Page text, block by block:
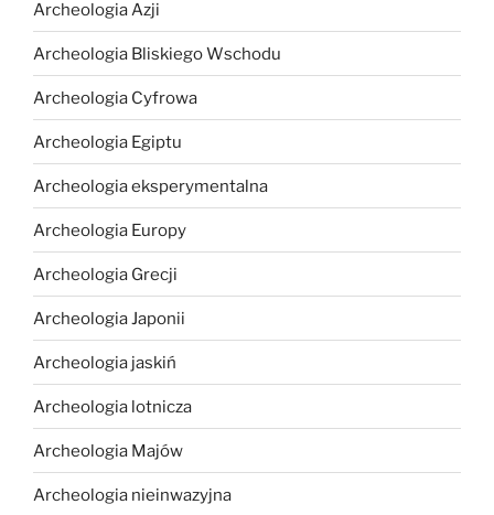
Archeologia Azji
Archeologia Bliskiego Wschodu
Archeologia Cyfrowa
Archeologia Egiptu
Archeologia eksperymentalna
Archeologia Europy
Archeologia Grecji
Archeologia Japonii
Archeologia jaskiń
Archeologia lotnicza
Archeologia Majów
Archeologia nieinwazyjna